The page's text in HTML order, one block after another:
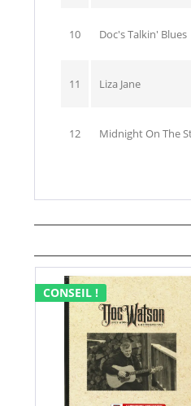
10 Doc's Talkin' Blues
11 Liza Jane
12 Midnight On The
CONSEIL !